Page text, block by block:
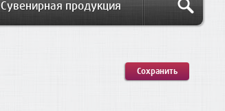
Сувенирная продукция
Сохранить